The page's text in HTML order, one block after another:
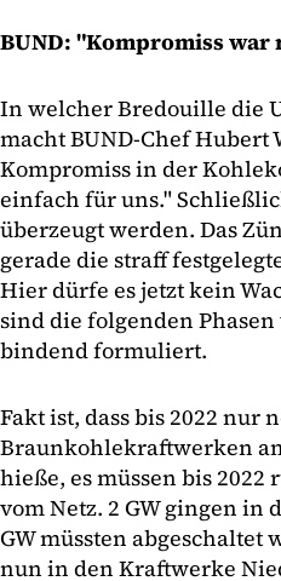
BUND: "Kompromiss
In welcher Bredouille die
macht BUND-Chef Hubert
Kompromiss in der
einfach für uns."
überzeugt werden. Das
gerade die straff
Hier dürfe es jetzt kein
sind die folgenden
bindend formuliert.
Fakt ist, dass bis 2022 nur
Braunkohlekraftwerken
hieße, es müssen bis 2022
vom Netz. 2 GW gingen in
GW müssten abgeschaltet
nun in den Kraftwerke